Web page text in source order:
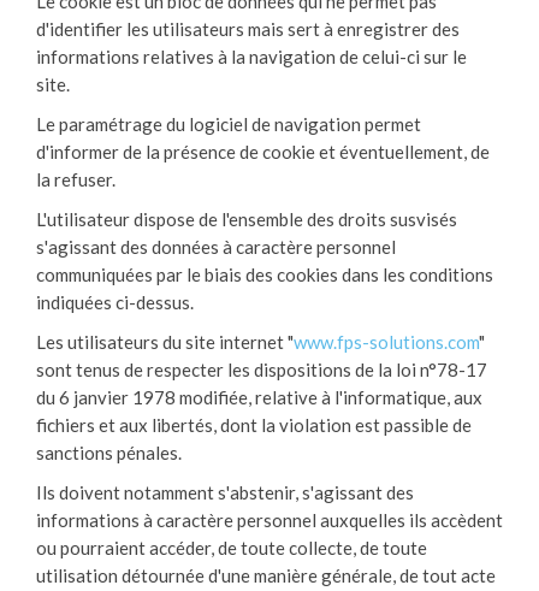
d'identifier les utilisateurs mais sert à enregistrer des
informations relatives à la navigation de celui-ci sur le
site.
Le paramétrage du logiciel de navigation permet
d'informer de la présence de cookie et éventuellement, de
la refuser.
L'utilisateur dispose de l'ensemble des droits susvisés
s'agissant des données à caractère personnel
communiquées par le biais des cookies dans les conditions
indiquées ci-dessus.
Les utilisateurs du site internet "www.fps-solutions.com"
sont tenus de respecter les dispositions de la loi n°78-17
du 6 janvier 1978 modifiée, relative à l'informatique, aux
fichiers et aux libertés, dont la violation est passible de
sanctions pénales.
Ils doivent notamment s'abstenir, s'agissant des
informations à caractère personnel auxquelles ils accèdent
ou pourraient accéder, de toute collecte, de toute
utilisation détournée d'une manière générale, de tout acte